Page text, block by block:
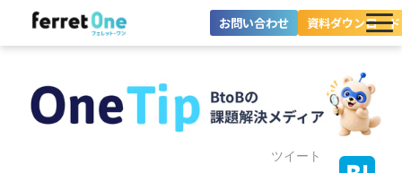
お問い合わせ 資料ダウンロード
ツール・機能一覧
ツイート